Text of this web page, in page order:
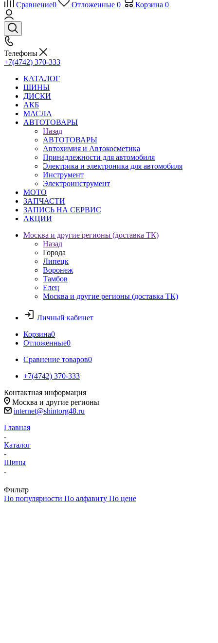
Сравнение0 Отложенные 0 Корзина 0
Телефоны
+7(4742) 370-333
КАТАЛОГ
ШИНЫ
ДИСКИ
АКБ
МАСЛА
АВТОТОВАРЫ
Назад
АВТОТОВАРЫ
Автохимия и Автокосметика
Принадлежности для автомобиля
Электрика и электроника для автомобиля
Инструмент
Электроинструмент
МОТО
ЗАПЧАСТИ
ЗАПИСЬ НА СЕРВИС
АКЦИИ
Москва и другие регионы (доставка ТК)
Назад
Города
Липецк
Воронеж
Тамбов
Елец
Москва и другие регионы (доставка ТК)
Личный кабинет
Корзина0
Отложенные0
Сравнение товаров0
+7(4742) 370-333
Контактная информация
Москва и другие регионы
internet@shintorg48.ru
Главная
-
Каталог
-
Шины
-
Фильтр
По популярности По алфавиту По цене